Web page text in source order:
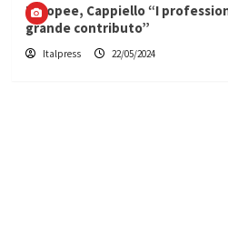
Europee, Cappiello “I
grande contributo”
Italpress 22/05/2024